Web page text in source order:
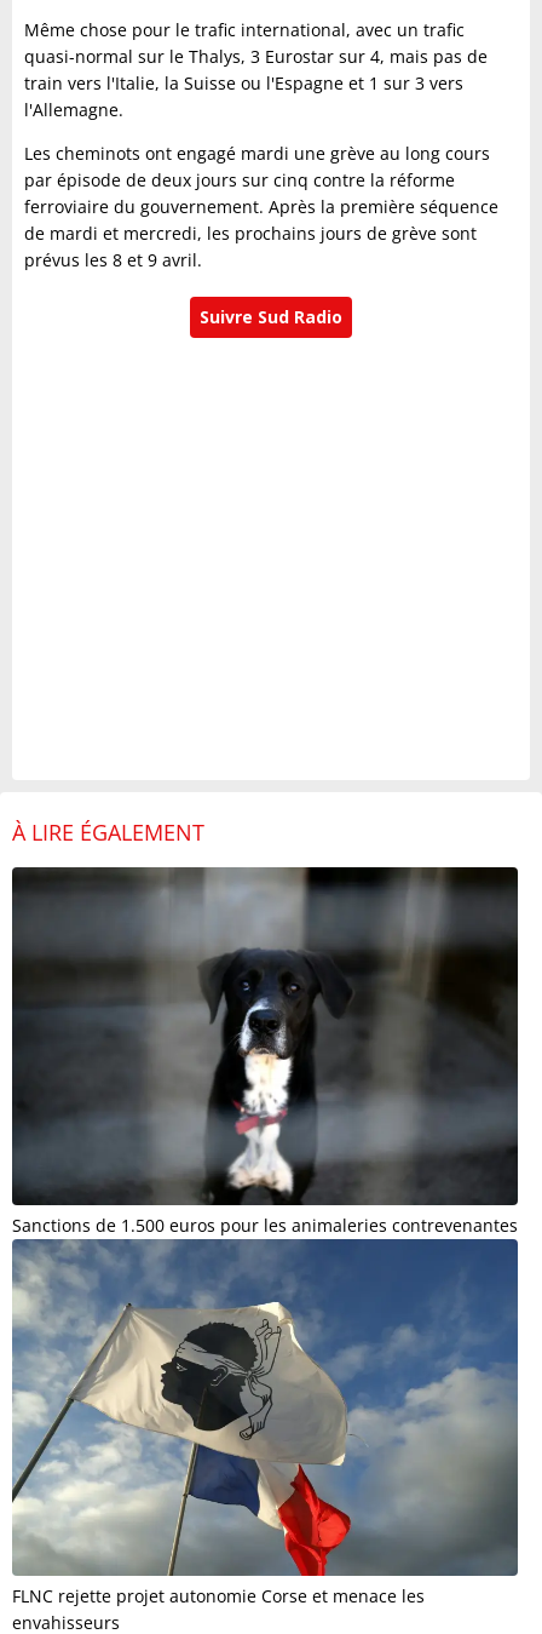
Même chose pour le trafic international, avec un trafic
quasi-normal sur le Thalys, 3 Eurostar sur 4, mais pas de
train vers l'Italie, la Suisse ou l'Espagne et 1 sur 3 vers
l'Allemagne.
Les cheminots ont engagé mardi une grève au long cours
par épisode de deux jours sur cinq contre la réforme
ferroviaire du gouvernement. Après la première séquence
de mardi et mercredi, les prochains jours de grève sont
prévus les 8 et 9 avril.
Suivre Sud Radio
À LIRE ÉGALEMENT
Sanctions de 1.500 euros pour les animaleries contrevenantes
FLNC rejette projet autonomie Corse et menace les
envahisseurs